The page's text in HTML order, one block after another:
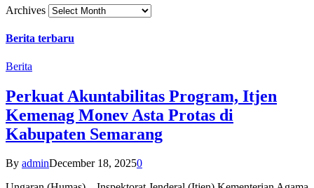
Archives
Berita terbaru
Berita
Perkuat Akuntabilitas Program, Itjen
Kemenag Monev Asta Protas di
Kabupaten Semarang
By adminDecember 18, 20250